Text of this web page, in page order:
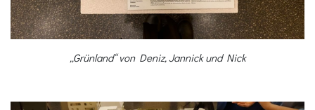
„Grünland“ von Deniz, Jannick und Nick